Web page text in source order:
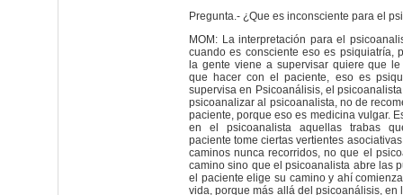
Pregunta.- ¿Que es inconsciente para el
MOM: La interpretación para el
cuando es consciente eso es psiquiatría,
la gente viene a supervisar quiere que
que hacer con el paciente, eso es
supervisa en Psicoanálisis, el
psicoanalizar al psicoanalista, no de
paciente, porque eso es medicina vulgar.
en el psicoanalista aquellas trabas
paciente tome ciertas vertientes
caminos nunca recorridos, no que el
camino sino que el psicoanalista abre las
el paciente elige su camino y ahí
vida, porque más allá del psicoanálisis, en